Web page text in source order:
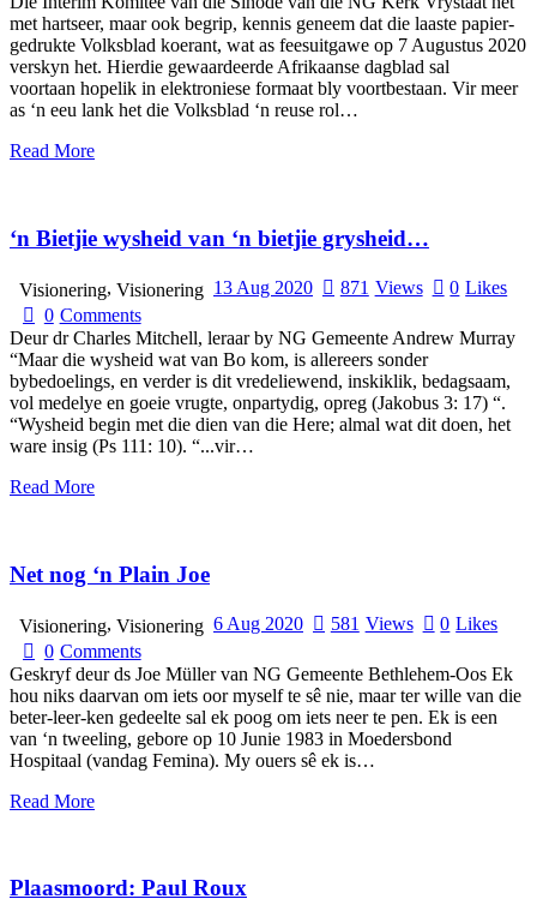
met hartseer, maar ook begrip, kennis geneem dat die laaste papier-
gedrukte Volksblad koerant, wat as feesuitgawe op 7 Augustus 2020
verskyn het. Hierdie gewaardeerde Afrikaanse dagblad sal
voortaan hopelik in elektroniese formaat bly voortbestaan. Vir meer
as ‘n eeu lank het die Volksblad ‘n reuse rol…
Read More
‘n Bietjie wysheid van ‘n bietjie grysheid…
Visionering, Visionering 13 Aug 2020 871 Views 0 Likes
0 Comments
Deur dr Charles Mitchell, leraar by NG Gemeente Andrew Murray
“Maar die wysheid wat van Bo kom, is allereers sonder
bybedoelings, en verder is dit vredeliewend, inskiklik, bedagsaam,
vol medelye en goeie vrugte, onpartydig, opreg (Jakobus 3: 17) “.
“Wysheid begin met die dien van die Here; almal wat dit doen, het
ware insig (Ps 111: 10). “...vir…
Read More
Net nog ‘n Plain Joe
Visionering, Visionering 6 Aug 2020 581 Views 0 Likes
0 Comments
Geskryf deur ds Joe Müller van NG Gemeente Bethlehem-Oos Ek
hou niks daarvan om iets oor myself te sê nie, maar ter wille van die
beter-leer-ken gedeelte sal ek poog om iets neer te pen. Ek is een
van ‘n tweeling, gebore op 10 Junie 1983 in Moedersbond
Hospitaal (vandag Femina). My ouers sê ek is…
Read More
Plaasmoord: Paul Roux